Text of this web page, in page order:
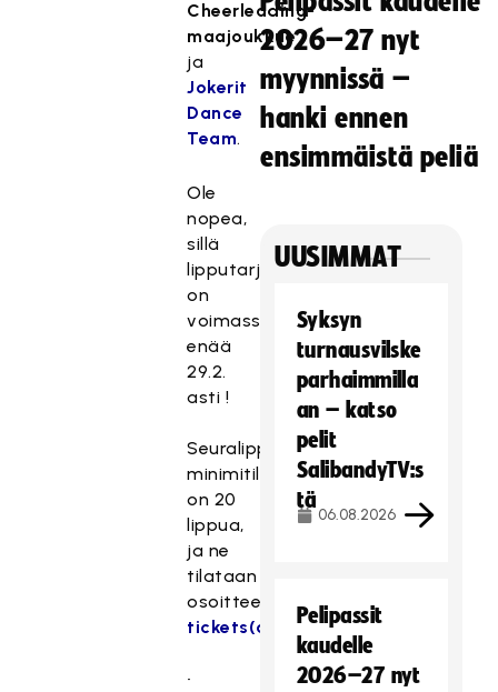
Hyväksy markkinointievästeet
Cheerleading-
maajoukkue
ja
Jokerit
Dance
Team.
Ole
nopea,
sillä
lipputarjous
on
voimassa
enää
29.2.
asti !
Seuralippujen
minimitilausmäärä
on 20
lippua,
ja ne
tilataan
osoitteesta:
tickets(at)floorball.fi
•
2026–27 nyt
myynnissä –
hanki ennen
ensimmäistä peliä
UUSIMMAT
Syksyn
turnausvilske
parhaimmilla
an – katso
pelit
SalibandyTV:s
tä
06.08.2026
Pelipassit
kaudelle
2026–27 nyt